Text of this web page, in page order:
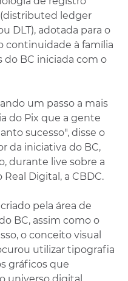
ledger
DLT), adotada para o
continuidade à família
do BC iniciada com o
um passo a mais
do Pix que a gente
sucesso", disse o
da iniciativa do BC,
durante live sobre a
Digital, a CBDC.
pela área de
BC, assim como o
o conceito visual
utilizar tipografia
gráficos que